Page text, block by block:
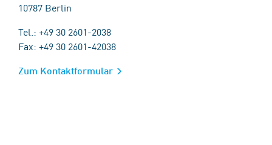
10787 Berlin
Tel.: +49 30 2601-2038
Fax: +49 30 2601-42038
Zum Kontaktformular